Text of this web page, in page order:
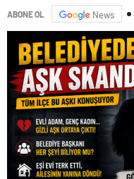
ABONE OL News